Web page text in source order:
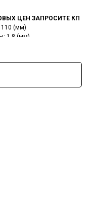
ЦЕН ЗАПРОСИТЕ КП
110 (мм)
1.8 (мм)